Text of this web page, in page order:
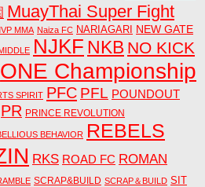
MuayThai Super Fight
MMA Naiza FC NARIAGARI NEW GATE
NJKF NKB NO KICK
ONE Championship
SPIRIT PFC PFL POUNDOUT
PR PRINCE REVOLUTION
BEHAVIOR REBELS
RKS ROAD FC ROMAN
SCRAP&BUILD SCRAP＆BUILD SIT